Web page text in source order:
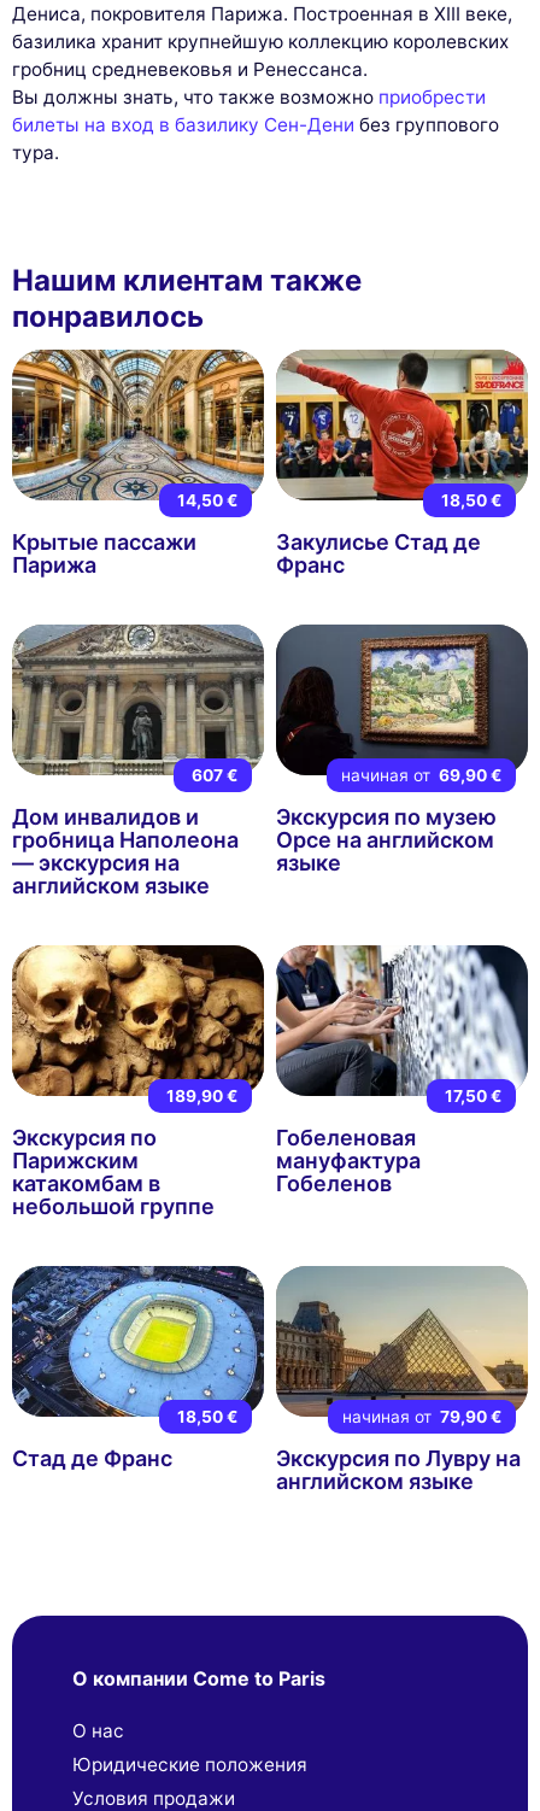
Дениса, покровителя Парижа. Построенная в XIII веке,
базилика хранит крупнейшую коллекцию королевских
гробниц средневековья и Ренессанса.
Вы должны знать, что также возможно приобрести
билеты на вход в базилику Сен-Дени без группового
тура.
Нашим клиентам также
понравилось
14,50 €
Крытые пассажи
Парижа
18,50 €
Закулисье Стад де
Франс
607 €
Дом инвалидов и
гробница Наполеона
— экскурсия на
английском языке
начиная от 69,90 €
Экскурсия по музею
Орсе на английском
языке
189,90 €
Экскурсия по
Парижским
катакомбам в
небольшой группе
17,50 €
Гобеленовая
мануфактура
Гобеленов
18,50 €
Стад де Франс
начиная от 79,90 €
Экскурсия по Лувру на
английском языке
О компании Come to Paris
О нас
Юридические положения
Условия продажи